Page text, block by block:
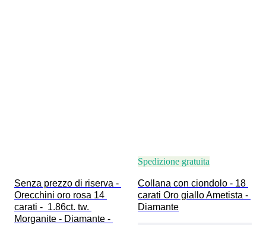
Senza prezzo di riserva -
Orecchini oro rosa 14
carati -  1.86ct. tw.
Morganite - Diamante -
Spedizione gratuita
Collana con ciondolo - 18
carati Oro giallo Ametista -
Diamante